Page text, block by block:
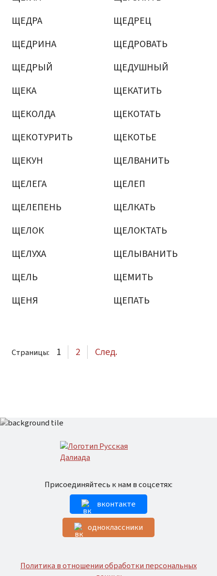
ЩЕДРА
ЩЕДРЕЦ
ЩЕДРИНА
ЩЕДРОВАТЬ
ЩЕДРЫЙ
ЩЕДУШНЫЙ
ЩЕКА
ЩЕКАТИТЬ
ЩЕКОЛДА
ЩЕКОТАТЬ
ЩЕКОТУРИТЬ
ЩЕКОТЬЕ
ЩЕКУН
ЩЕЛВАНИТЬ
ЩЕЛЕГА
ЩЕЛЕП
ЩЕЛЕПЕНЬ
ЩЕЛКАТЬ
ЩЕЛОК
ЩЕЛОКТАТЬ
ЩЕЛУХА
ЩЕЛЫВАНИТЬ
ЩЕЛЬ
ЩЕМИТЬ
ЩЕНЯ
ЩЕПАТЬ
Страницы: 1 2 След.
Присоединяйтесь к нам в соцсетях:
вконтакте
одноклассники
Политика в отношении обработки персональных